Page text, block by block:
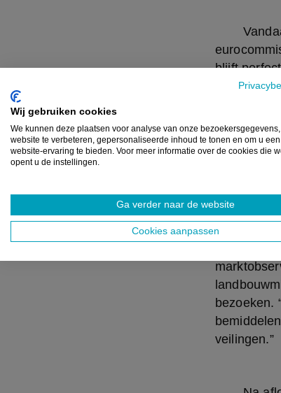
Wij gebruiken cookies
We kunnen deze plaatsen voor analyse van onze
website te verbeteren, gepersonaliseerde inhoud te tonen en om u
website-ervaring te bieden. Voor meer informatie over de cookies die
opent u de instellingen.
Ga verder naar de website
Cookies aanpassen
blijft
Specifiek
maken
geen enkel
	Voor de fruitsector heeft Van den Heuvel de problematiek van de Europese GMO-
gelden
aantal
van de
bezoeken.
veilingen.”